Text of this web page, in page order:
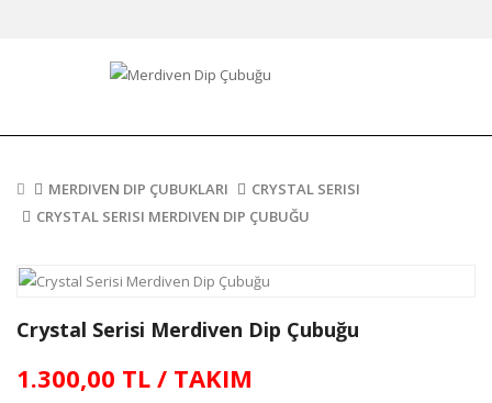
MERDIVEN DIP ÇUBUKLARI
CRYSTAL SERISI
CRYSTAL SERISI MERDIVEN DIP ÇUBUĞU
Crystal Serisi Merdiven Dip Çubuğu
1.300,00 TL / TAKIM